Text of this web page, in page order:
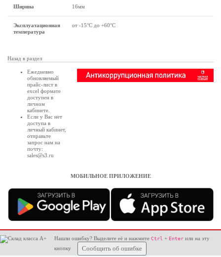
Ширина 16мм
Эксплуатационная
температура
от -15°С до +60°С
Назад в раздел
Ежедневно
обновляемый
прайс-лист в
excel формате
доступен в
личном
кабинете
Если у Вас нет
доступа в
личный кабинет,
отправьте
запрос нам на
почту:
sales@s3.ru
МОБИЛЬНОЕ ПРИЛОЖЕНИЕ
Нашли ошибку? Выделите её и нажмите Ctrl + Enter или на эту
кнопку
Сообщить об ошибке